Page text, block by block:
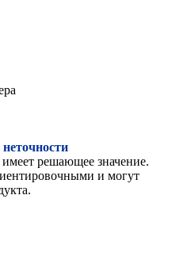
имеет решающее значение.
и могут